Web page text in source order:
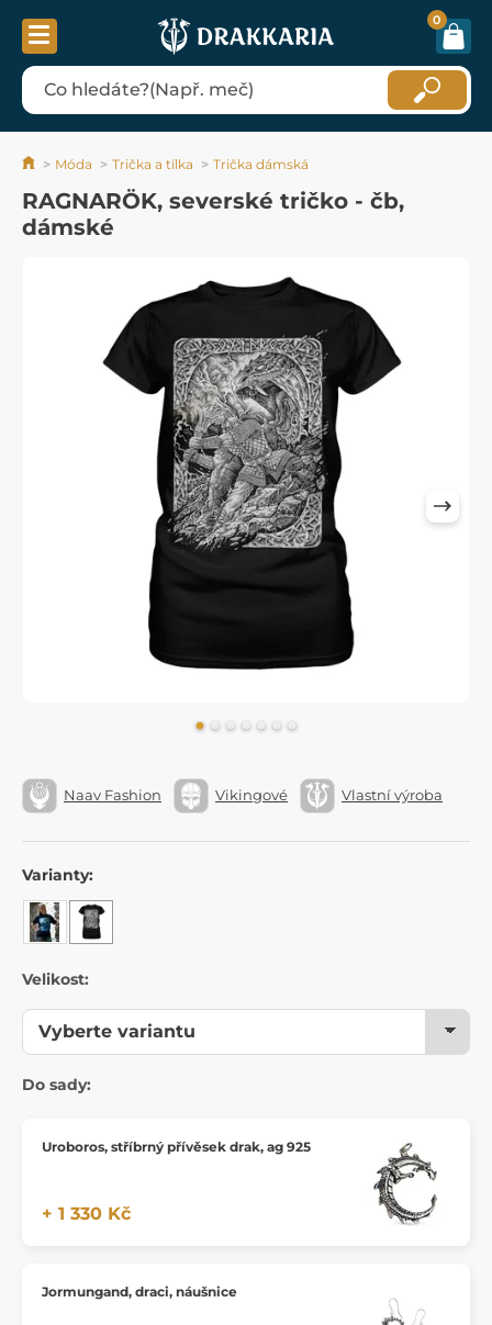
0
Móda Trička a tílka Trička dámská
RAGNARÖK, severské tričko - čb,
dámské
Naav Fashion Vikingové Vlastní výroba
Varianty:
Velikost:
Do sady:
Uroboros, stříbrný přívěsek drak, ag 925
+ 1 330 Kč
Jormungand, draci, náušnice